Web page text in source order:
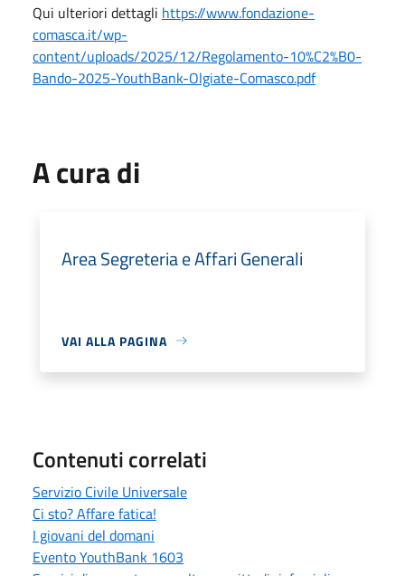
Qui ulteriori dettagli https://www.fondazione-
comasca.it/wp-
content/uploads/2025/12/Regolamento-10%C2%B0-
Bando-2025-YouthBank-Olgiate-Comasco.pdf
A cura di
Area Segreteria e Affari Generali
VAI ALLA PAGINA
Contenuti correlati
Servizio Civile Universale
Ci sto? Affare fatica!
I giovani del domani
Evento YouthBank 1603